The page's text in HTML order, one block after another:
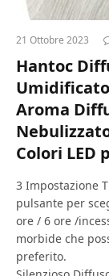
21 Ottobre 2023
Hantoc
Aroma
Colori LED
3 Impostazione
pulsante per
ore / 6 ore /
morbide che
preferito.